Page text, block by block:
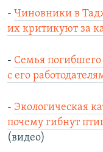
- Чиновники в
их критикуют за
- Семья погибшего
с его
- Экологическая
почему гибнут
(видео)